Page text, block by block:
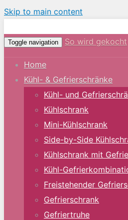
Skip to main content
Toggle navigation So wird gekocht
Home
Kühl- & Gefrierschränke
Kühl- und
Kühlschrank
Mini-Kühlschrank
Side-by-Side
Kühlschrank mit
Kühl-
Freistehender
Gefrierschrank
Gefriertruhe